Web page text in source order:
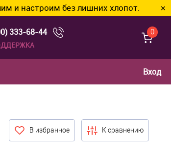
без лишних хлопот. ✕
333-68-44 0
Вход
В избранное К сравнению